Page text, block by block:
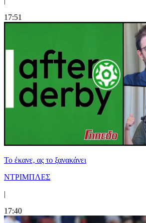
17:51
Το έκανε, ας το ξανακάνει
ΝΤΡΙΜΠΛΕΣ
|
17:40